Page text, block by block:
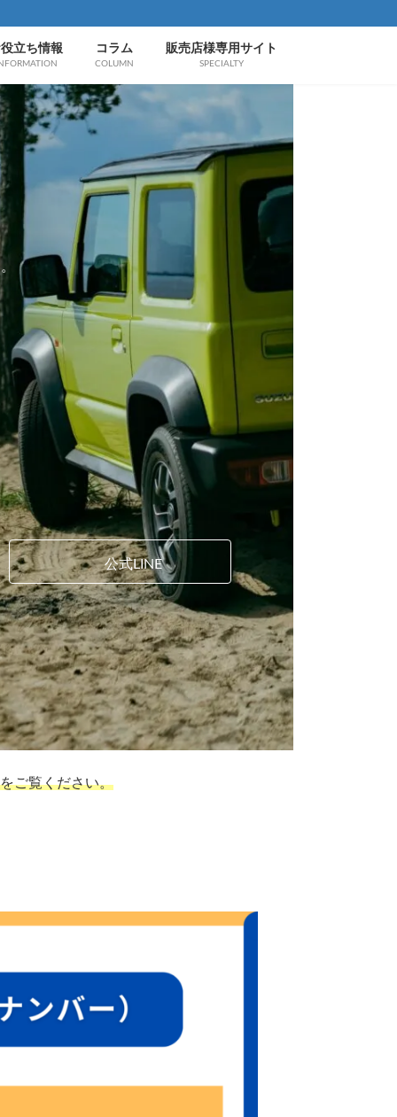
立ち情報 コラム
COLUMN
販売店様専用サイト
SPECIALTY
公式LINE
をご覧ください。